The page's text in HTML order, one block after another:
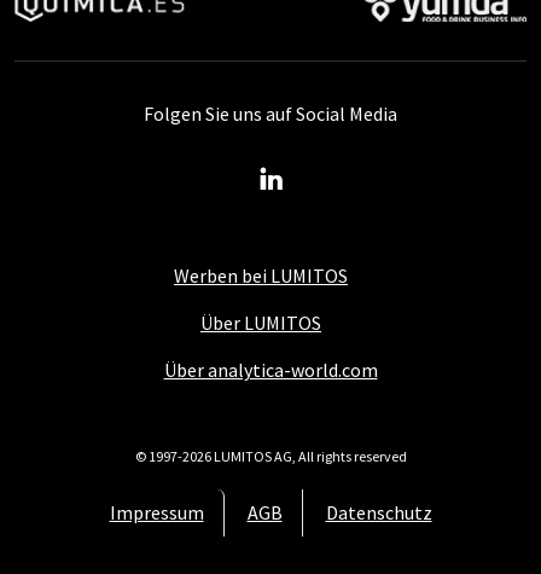
Werben bei LUMITOS
Über LUMITOS
Über analytica-world.com
Impressum AGB Datenschutz
Folgen Sie uns auf Social Media
© 1997-2026 LUMITOS AG, All rights reserved